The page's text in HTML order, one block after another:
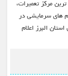
مرکز تعمیرات،
های سرمایشی در
البرز اعلام